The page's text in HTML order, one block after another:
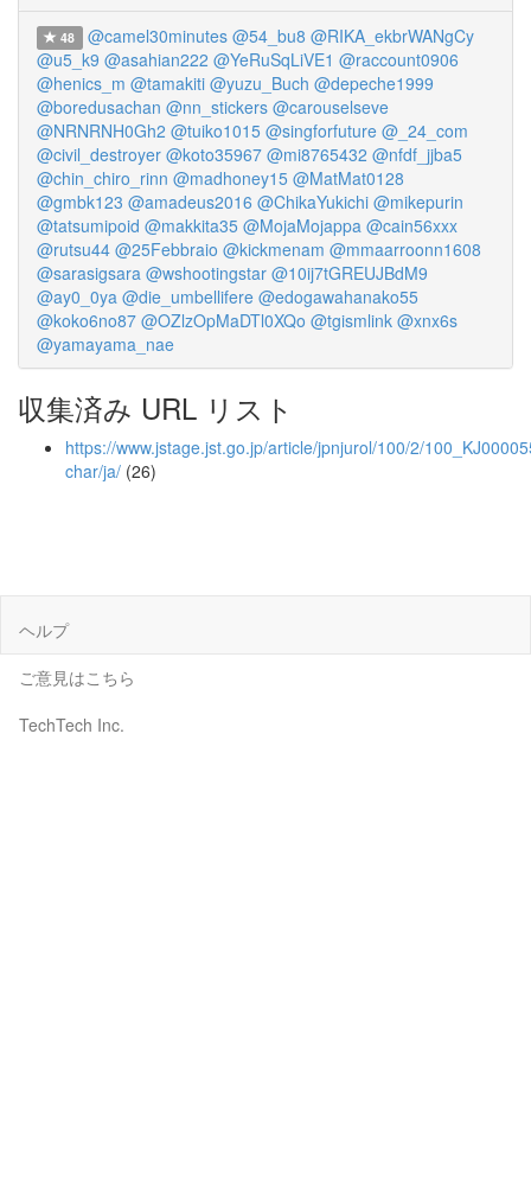
48 @camel30minutes @54_bu8 @RIKA_ekbrWANgCy
@u5_k9 @asahian222 @YeRuSqLiVE1 @raccount0906
@henics_m @tamakiti @yuzu_Buch @depeche1999
@boredusachan @nn_stickers @carouselseve
@NRNRNH0Gh2 @tuiko1015 @singforfuture @_24_com
@civil_destroyer @koto35967 @mi8765432 @nfdf_jjba5
@chin_chiro_rinn @madhoney15 @MatMat0128
@gmbk123 @amadeus2016 @ChikaYukichi @mikepurin
@tatsumipoid @makkita35 @MojaMojappa @cain56xxx
@rutsu44 @25Febbraio @kickmenam @mmaarroonn1608
@sarasigsara @wshootingstar @10ij7tGREUJBdM9
@ay0_0ya @die_umbellifere @edogawahanako55
@koko6no87 @OZlzOpMaDTl0XQo @tgismlink @xnx6s
@yamayama_nae
収集済み URL リスト
https://www.jstage.jst.go.jp/article/jpnjurol/100/2/
char/ja/ (26)
ヘルプ
ご意見はこちら
TechTech Inc.